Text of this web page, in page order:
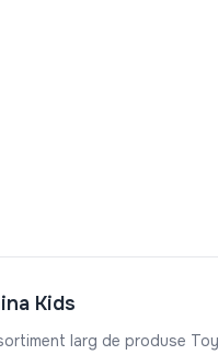
Kids
larg de produse